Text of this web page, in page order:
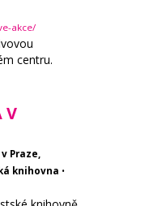
akce/
centru.
V
v Praze,
knihovna •